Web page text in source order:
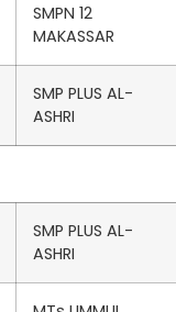
SMPN 12
MAKASSAR
SMP PLUS AL-
ASHRI
SMP PLUS AL-
ASHRI